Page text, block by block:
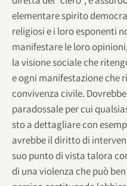
elementare spirito
religiosi e i loro esponenti
manifestare le loro
la visione sociale che
e ogni manifestazione che
convivenza civile.
paradossale per cui
sto a dettagliare con
avrebbe il diritto di
suo punto di vista talora
di una violenza che può